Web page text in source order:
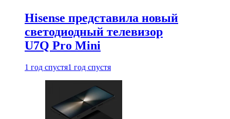
Hisense представила новый
светодиодный телевизор
U7Q Pro Mini
1 год спустя1 год спустя